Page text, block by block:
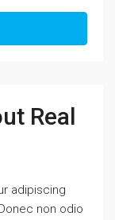
Real
adipiscing
non odio